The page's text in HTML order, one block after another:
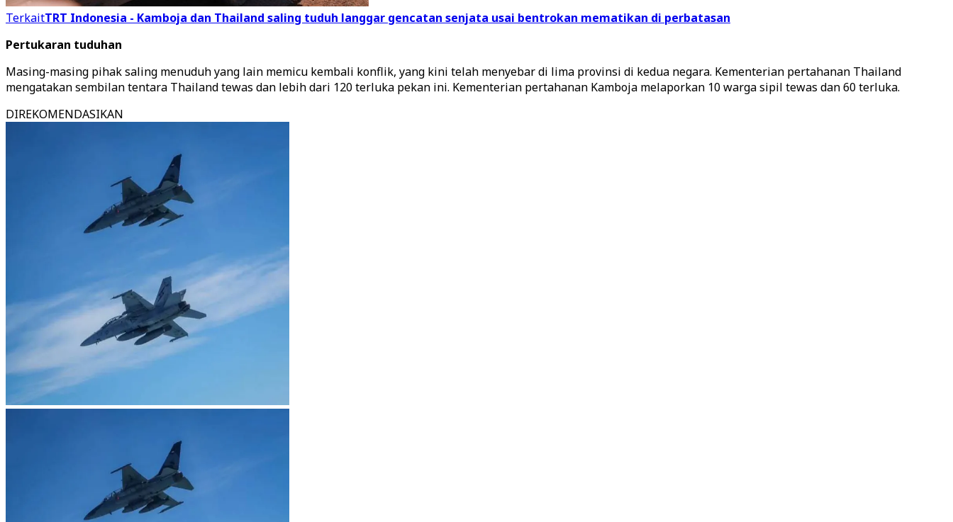
TerkaitTRT Indonesia - Kamboja dan Thailand saling tuduh langgar gencatan senjata usai bentrokan mematikan di perbatasan
Pertukaran tuduhan
Masing-masing pihak saling menuduh yang lain memicu kembali konflik, yang kini telah menyebar di lima provinsi di kedua negara. Kementerian pertahanan Thailand
mengatakan sembilan tentara Thailand tewas dan lebih dari 120 terluka pekan ini. Kementerian pertahanan Kamboja melaporkan 10 warga sipil tewas dan 60 terluka.
DIREKOMENDASIKAN